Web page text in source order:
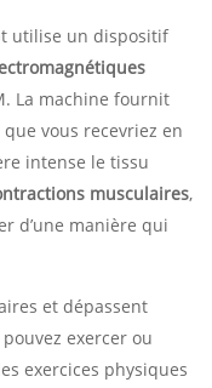
utilise un dispositif
La machine fournit
vous recevriez en
intense le tissu
musculaires,
d’une manière qui
et dépassent
exercer ou
exercices physiques